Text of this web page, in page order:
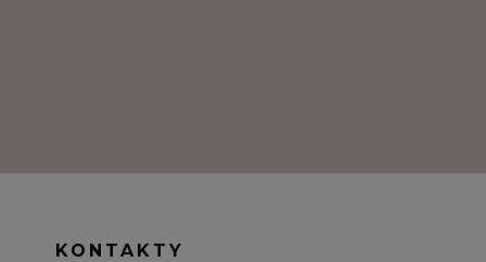
KONTAKTY